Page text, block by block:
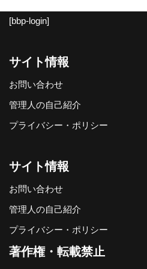
[bbp-login]
サイト情報
お問い合わせ
管理人の自己紹介
プライバシー・ポリシー
サイト情報
お問い合わせ
管理人の自己紹介
プライバシー・ポリシー
著作権・転載禁止